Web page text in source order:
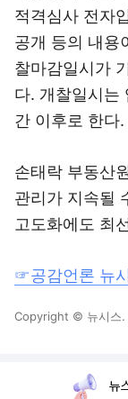
적격심사 전자
공개 등의 내용
찰마감일시가
다. 개찰일시는
간 이후로 한다.
손태락 부동산
관리가 지속될
고도화에도 최
☞공감언론 뉴
Copyright © 뉴시스.
뉴